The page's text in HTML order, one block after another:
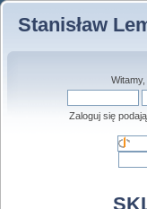
Stanisław
Witamy,
Zaloguj się